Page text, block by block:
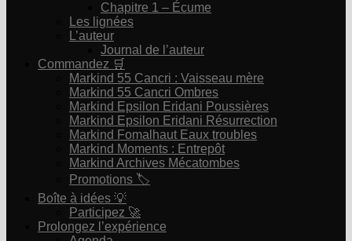
Chapitre 1 – Écume
Les lignées
L’auteur
Journal de l’auteur
Commandez 🛒
Markind 55 Cancri : Vaisseau mère
Markind 55 Cancri Ombres
Markind Epsilon Eridani Poussières
Markind Epsilon Eridani Résurrection
Markind Fomalhaut Eaux troubles
Markind Moments : Entrepôt
Markind Archives Mécatombes
Promotions 🏷
Boîte à idées 💡
Participez 🚀
Prolongez l’expérience